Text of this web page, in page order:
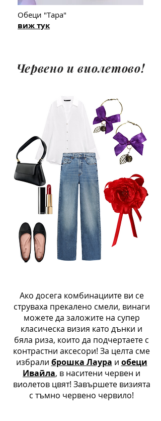
Обеци "Тара"
виж тук
Червено и виолетово!
Ако досега комбинациите ви се
струваха прекалено смели, винаги
можете да заложите на супер
класическа визия като дънки и
бяла риза, които да подчертаете с
контрастни аксесори! За целта сме
избрали брошка Лаура и обеци
Ивайла, в наситени червен и
виолетов цвят! Завършете визията
с тъмно червено червило!